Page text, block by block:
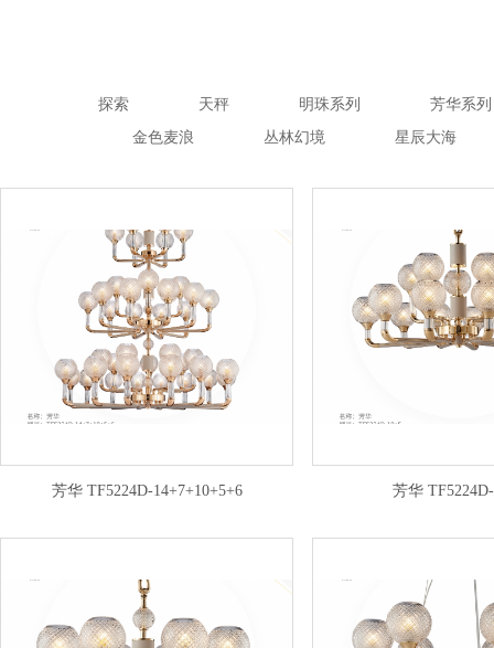
探索 天秤 明珠系列
芳华系列
金色麦浪
丛林幻境 星辰大海
芳华 TF5224D-14+7+10+5+6 芳华